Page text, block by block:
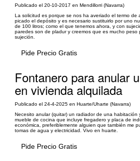
Publicado el 20-10-2017 en Mendillorri (Navarra)
La solicitud es porque se nos ha averiado el termo de
picado el depósito y es necesario sustituirlo por uno
de 100 litros; como el que tenemos ahora, y con
paredes son de pladur y creemos que es mucho peso
sujeción.
Pide Precio Gratis
Fontanero para anular
en vivienda alquilada
Publicado el 24-4-2025 en Huarte/Uharte (Navarra)
Necesito anular (quitar) un radiador de una habitación
mueble de cocina que incluye fregadero y placa de
económica, preferiblemente alguien que también me
tomas de agua y electricidad. Vivo en huarte.
Pide Precio Gratis